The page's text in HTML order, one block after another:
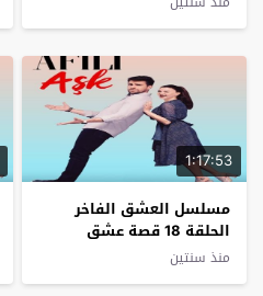
1:17:53
مسلسل العشق الفاخر
الحلقة 18 قصة عشق
منذ سنتين